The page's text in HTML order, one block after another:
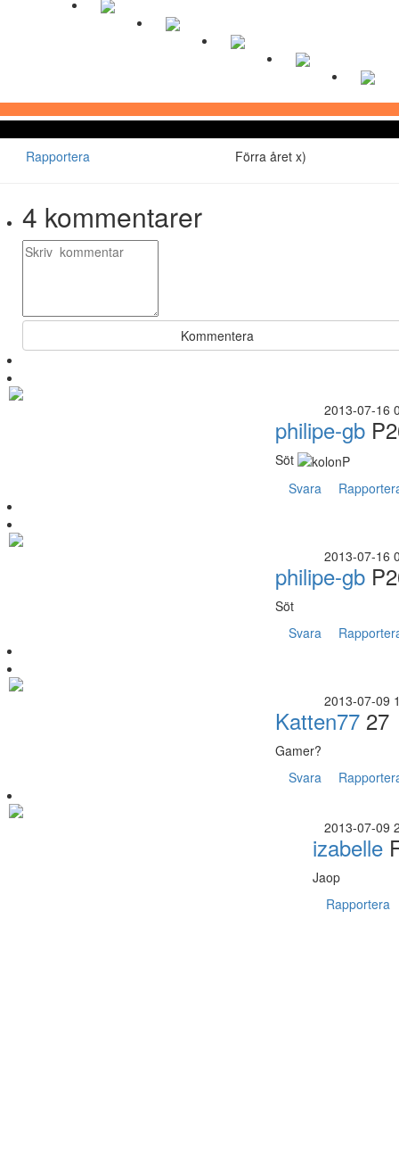
Rapportera Förra året x)
4 kommentarer
Kommentera
2013-07-16
philipe-gb
Söt
Svara
2013-07-16
philipe-gb
Söt
Svara
2013-07-09
Katten77 27
Gamer?
Svara
2013-07-09
izabelle
Jaop
Rapportera